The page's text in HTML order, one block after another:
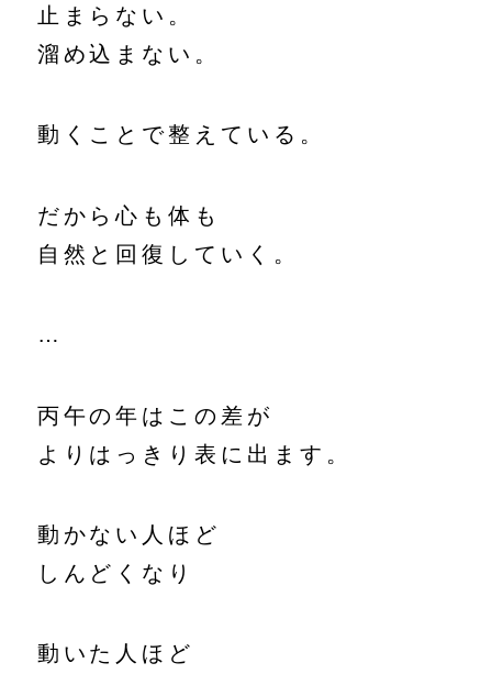
止まらない。
溜め込まない。
動くことで整えている。
だから心も体も
自然と回復していく。
…
丙午の年はこの差が
よりはっきり表に出ます。
動かない人ほど
しんどくなり
動いた人ほど